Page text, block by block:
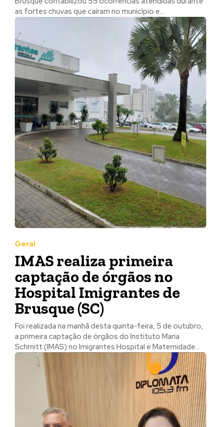
as fortes chuvas que caíram no município e...
Geral
IMAS realiza primeira
captação de órgãos no
Hospital Imigrantes de
Brusque (SC)
Foi realizada na manhã desta quinta-feira, 5 de outubro,
a primeira captação de órgãos do Instituto Maria
Schmitt (IMAS) no Imigrantes Hospital e Maternidade...